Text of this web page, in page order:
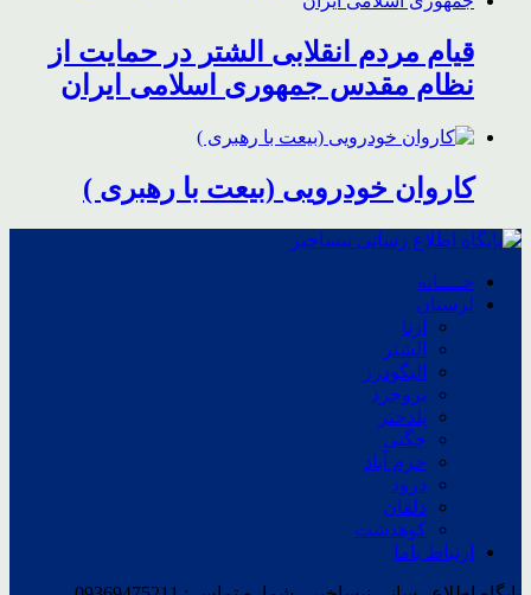
قیام مردم انقلابی الشتر در حمایت از
نظام مقدس جمهوری اسلامی ایران
کاروان خودرویی (بیعت با رهبری )
خــــانه
لرستان
ازنا
الشتر
الیگودرز
بروجرد
پلدختر
چگنی
خرم آباد
درود
دلفان
کوهدشت
ارتباط باما